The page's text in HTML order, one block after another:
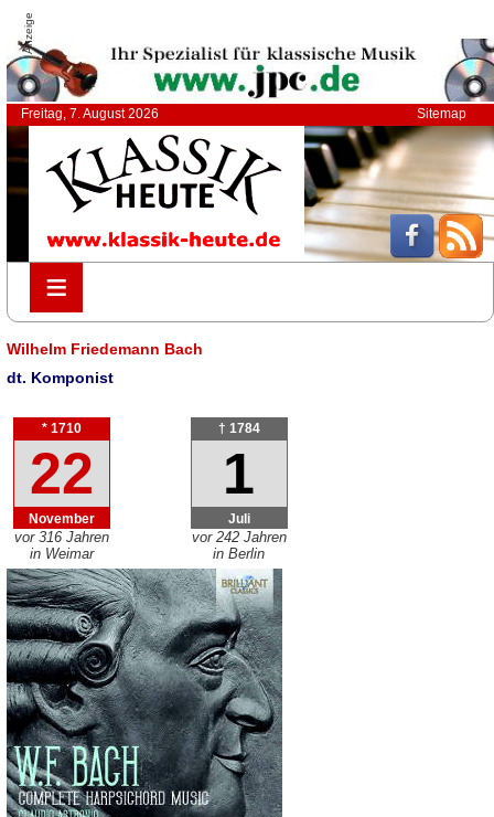
Anzeige
Freitag, 7. August 2026 Sitemap
≡
≡
Wilhelm Friedemann Bach
dt. Komponist
* 1710
22
November
vor 316 Jahren
in Weimar
† 1784
1
Juli
vor 242 Jahren
in Berlin